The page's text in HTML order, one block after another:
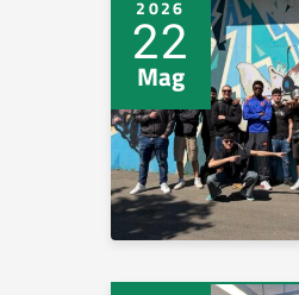
2026
22
Mag